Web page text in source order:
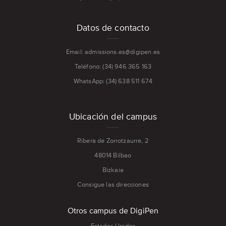
Datos de contacto
Email: admissions.es@digipen.es
Teléfono: (34) 946 365 163
WhatsApp: (34) 638 511 674
Ubicación del campus
Ribera de Zorrotzaurre, 2
48014 Bilbao
Bizkaia
Consigue las direcciones
Otros campus de DigiPen